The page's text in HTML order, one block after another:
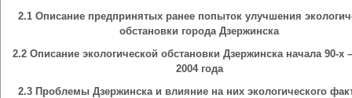
2.1 Описание предпринятых ранее попыток улучшения
обстановки города Дзержинска
2.2 Описание экологической обстановки Дзержинска начала 90-х
2004 года
2.3 Проблемы Дзержинска и влияние на них экологического